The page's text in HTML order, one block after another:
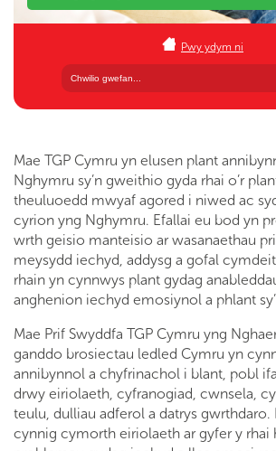
Pwy ydym ni
Mae TGP Cymru yn elusen plant
Nghymru sy’n gweithio gyda rhai o’r
theuluoedd mwyaf agored i niwed ac
cyrion yng Nghymru. Efallai eu bod yn
wrth geisio manteisio ar wasanaethau
meysydd iechyd, addysg a gofal
rhain yn cynnwys plant gydag
anghenion iechyd emosiynol a phlant
Mae Prif Swyddfa TGP Cymru yng
ganddo brosiectau ledled Cymru yn
annibynnol a chyfrinachol i blant, pobl
drwy eiriolaeth, cyfranogiad, cwnsela,
teulu, dulliau adferol a datrys gwrthdaro.
cynnig cymorth eiriolaeth ar gyfer y rhai